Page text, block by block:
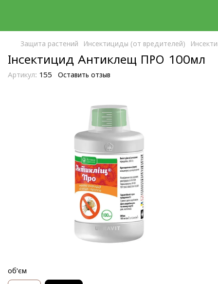
Защита растений Инсектициды (от вредителей)
Інсектицид Антиклещ ПРО 100мл
Артикул: 155 Оставить отзыв
об'єм